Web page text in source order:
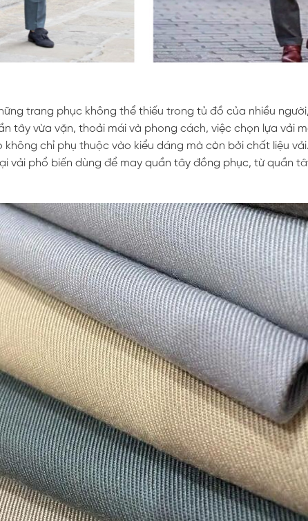
trang phục không thể thiếu trong tủ đồ của nhiều
tây vừa vặn, thoải mái và phong cách, việc chọn lựa vải
chỉ phụ thuộc vào kiểu dáng mà còn bởi chất liệu
vải phổ biến dùng để mayquần tây đồng phục, từ quần